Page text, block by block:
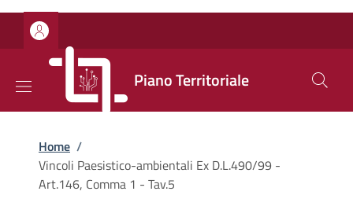
Salta al contenuto principale
Skip to footer content
Piano Territoriale
Briciole di pane
Home /
Vincoli Paesistico-ambientali Ex D.L.490/99 -
Art.146, Comma 1 - Tav.5